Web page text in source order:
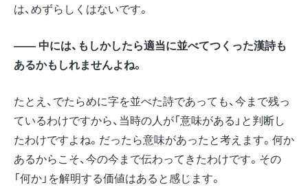
は、めずらしくはないです。
―― 中には、もしかしたら適当に並べてつくった漢詩も
あるかもしれませんよね。
たとえ、でたらめに字を並べた詩であっても、今まで残っ
ているわけですから、当時の人が「意味がある」と判断し
たわけですよね。だったら意味があったと考えます。何か
あるからこそ、今の今まで伝わってきたわけです。その
「何か」を解明する価値はあると感じます。